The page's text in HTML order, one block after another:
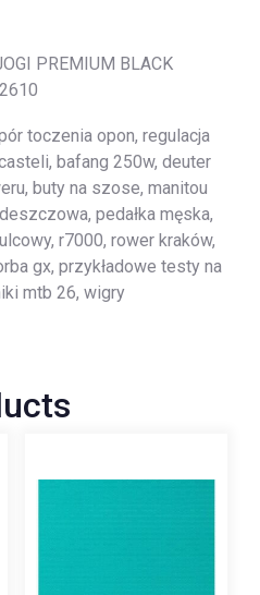
PREMIUM BLACK
toczenia opon, regulacja
bafang 250w, deuter
buty na szose, manitou
pedałka męska,
r7000, rower kraków,
gx, przykładowe testy na
mtb 26, wigry